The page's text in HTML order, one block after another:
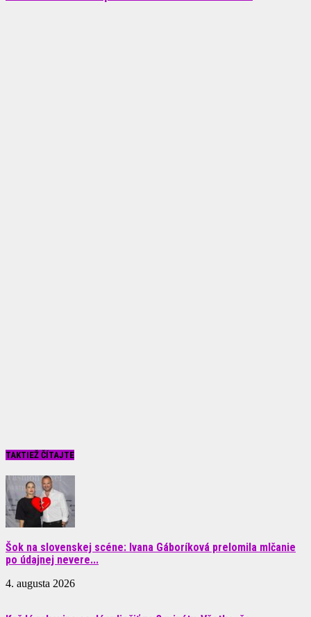
TAKTIEŽ ČÍTAJTE
Šok na slovenskej scéne: Ivana Gáboríková prelomila mlčanie
po údajnej nevere...
4. augusta 2026